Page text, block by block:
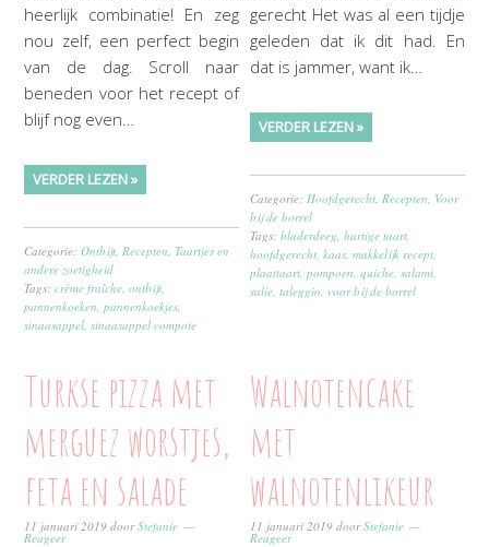
heerlijk combinatie! En zeg
nou zelf, een perfect begin
van de dag. Scroll naar
beneden voor het recept of
blijf nog even…
VERDER LEZEN »
Categorie:Ontbijt Recepten ,Taartjes en
andere zoetigheid
Tags:crème fraîche ,ontbijt
pannenkoeken ,pannenkoekjes
sinaasappel ,sinaasappel compote
gerecht Het was al een tijdje
geleden dat ik dit had. En
dat is jammer, want ik…
VERDER LEZEN »
Categorie: Hoofdgerecht Recepten Voor
bij de borrel
Tags:bladerdeeg ,hartige taart
hoofdgerecht ,kaas ,makkelijk recept
plaattaart ,pompoen ,quiche ,salami
salie ,taleggio voor bij de borrel
Turkse pizza met
merguez worstjes,
feta en salade
11 januari 2019 doorStefanie
Reageer
Walnotencake
met
walnotenlikeur
11 januari 2019 doorStefanie
Reageer